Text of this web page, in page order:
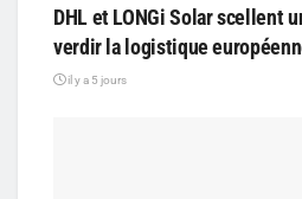
DHL et LONGi Solar scellent
verdir la logistique
il y a 5 jours